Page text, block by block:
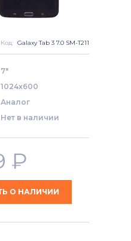
Код: Galaxy Tab 3 7.0 SM-T211
7"
1024x600
Аналог
Нет в наличии
₽
О НАЛИЧИИ